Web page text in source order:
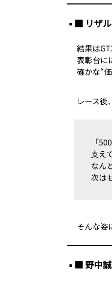
■ リザル
結果は
表彰台に
確かな“
レース後
「
支え
なん
次は
そんな姿
■ 野中誠